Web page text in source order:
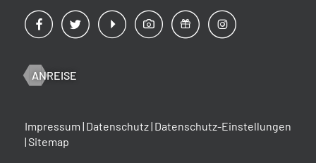
ANREISE
Impressum | Datenschutz| Datenschutz-Einstellungen
|Sitemap